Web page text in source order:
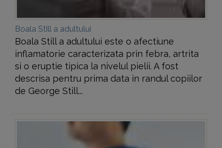
Boala Still a adultului
Boala Still a adultului este o afectiune
inflamatorie caracterizata prin febra, artrita
si o eruptie tipica la nivelul pielii. A fost
descrisa pentru prima data in randul copiilor
de George Still...